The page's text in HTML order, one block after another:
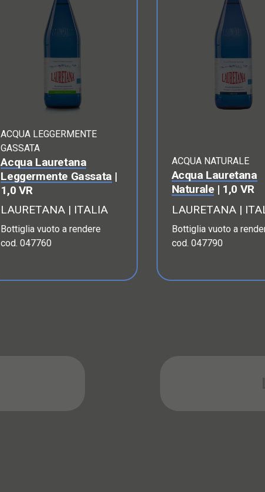
ACQUA LEGGERMENTE
GASSATA
Acqua Lauretana
Leggermente Gassata |
1,0 VR
LAURETANA | ITALIA
Bottiglia vuoto a rendere
cod. 047760
ACQUA NATURALE
Acqua Lauretana
Naturale | 1,0 VR
LAURETANA |
Bottiglia vuoto a
cod. 047790